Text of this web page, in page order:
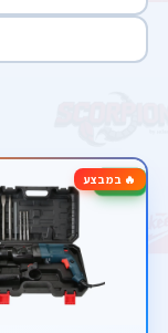
🔥 במבצע-33%